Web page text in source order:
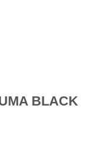
BLACK